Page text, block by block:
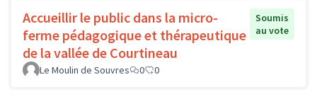
Accueillir le public dans la micro-
ferme pédagogique et thérapeutique
de la vallée de Courtineau
Soumis
au vote
Le Moulin de Souvres 0 0